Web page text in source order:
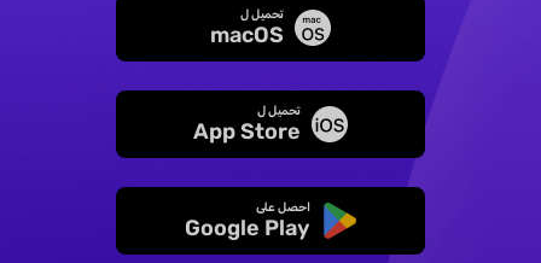
تحميل ل
macOS
تحميل ل
App Store
احصل على
Google Play